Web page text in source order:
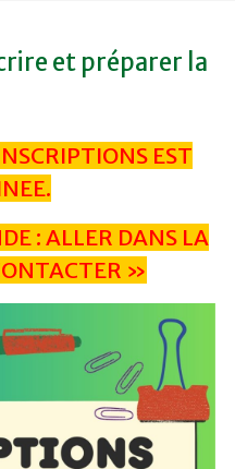
et préparer la
EST
: ALLER DANS LA
»